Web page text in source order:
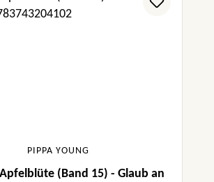
PIPPA YOUNG
(Band 15) - Glaub an